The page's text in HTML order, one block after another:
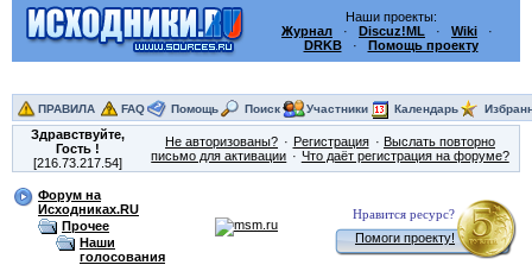
Наши проекты:
Журнал · Discuz!ML · Wiki ·
DRKB· Помощь проекту
ПРАВИЛА FAQ Помощь Поиск Участники Календарь
Здравствуйте,
Гость!
[216.73.217.54]
Не авторизованы? Регистрация
Выслать повторно
письмо для активации
Что даёт регистрация на форуме?
Форум на
Исходниках.RU
Прочее
Наши
голосования
Нравится ресурс?
Помоги проекту!